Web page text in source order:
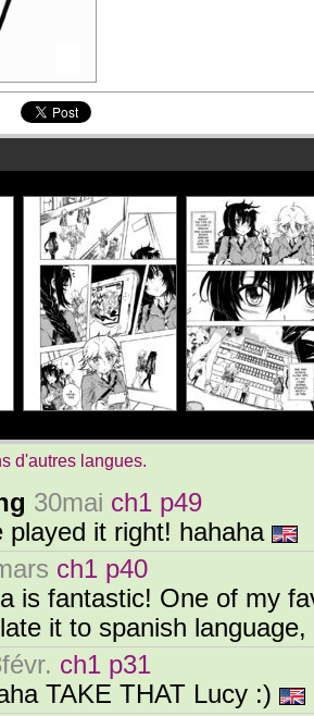
d'autres langues.
30mai ch1 p49
played it right! hahaha
ch1 p40
is fantastic! One of my
it to spanish
ch1 p31
TAKE THAT Lucy :)